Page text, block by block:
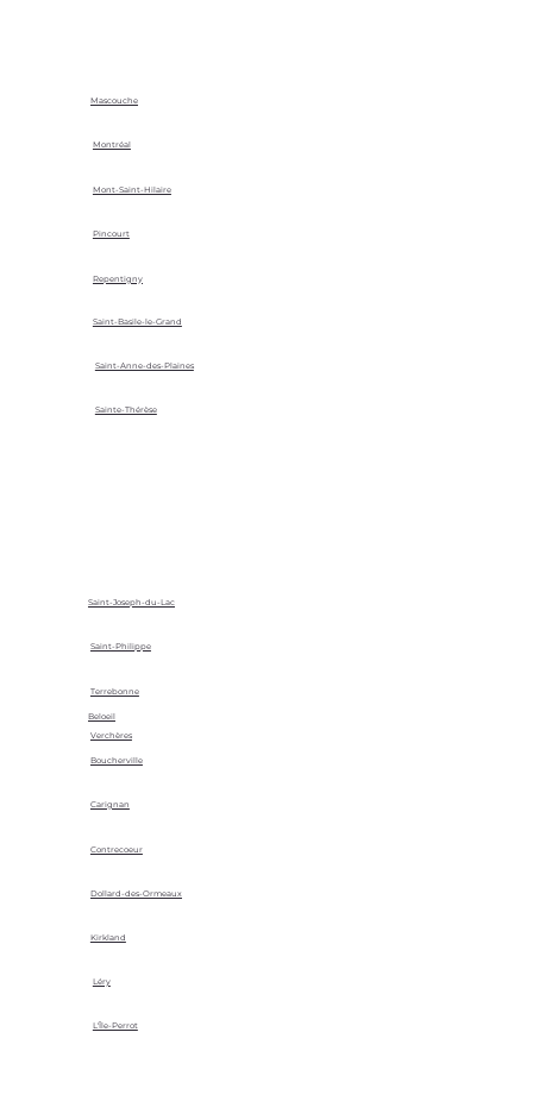
Mascouche
Montréal
Mont-Saint-Hilaire
Pincourt
Repentigny
Saint-Basile-le-Grand
Saint-Anne-des-Plaines
Sainte-Thérèse
Saint-Joseph-du-Lac
Saint-Philippe
Terrebonne
Verchères
Beloeil
Boucherville
Carignan
Contrecoeur
Dollard-des-Ormeaux
Kirkland
Léry
L'Île-Perrot